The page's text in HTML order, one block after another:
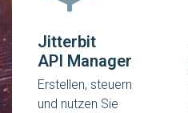
Jitterbit
API Manager
Erstellen, steuern
und nutzen Sie